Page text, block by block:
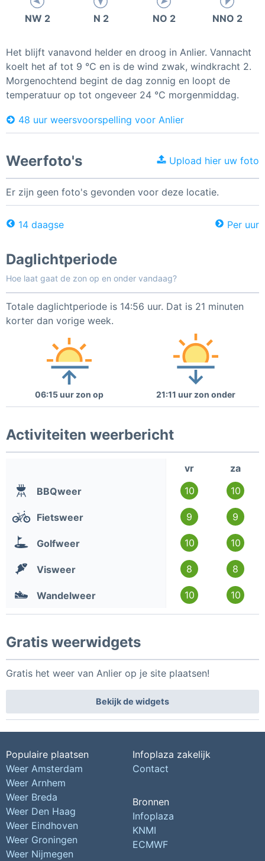
NW 2 N 2 NO 2 NNO 2
Het blijft vanavond helder en droog in Anlier. Vannacht
koelt het af tot 9 °C en is de wind zwak, windkracht 2.
Morgenochtend begint de dag zonnig en loopt de
temperatuur op tot ongeveer 24 °C morgenmiddag.
48 uur weersvoorspelling voor Anlier
Weerfoto's Upload hier uw foto
Er zijn geen foto's gevonden voor deze locatie.
14 daagse Per uur
Daglichtperiode
Hoe laat gaat de zon op en onder vandaag?
Totale daglichtperiode is 14:56 uur. Dat is 21 minuten
korter dan vorige week.
06:15 uur zon op 21:11 uur zon onder
Activiteiten weerbericht
vr
za
BBQweer
10 10
Fietsweer 9 9
Golfweer 10 10
Visweer 8 8
Wandelweer 10 10
Gratis weerwidgets
Gratis het weer van Anlier op je site plaatsen!
Bekijk de widgets
Populaire plaatsen
Weer Amsterdam
Weer Arnhem
Weer Breda
Weer Den Haag
Weer Eindhoven
Weer Groningen
Weer Nijmegen
Infoplaza zakelijk
Contact
Bronnen
Infoplaza
KNMI
ECMWF